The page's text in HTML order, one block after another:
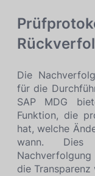
Die
für die
SAP MDG
Funktion, die
hat, welche
wann. Dies
die